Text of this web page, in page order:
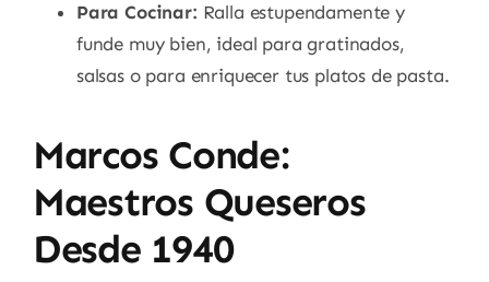
Para Cocinar: Ralla estupendamente y
funde muy bien, ideal para gratinados,
salsas o para enriquecer tus platos de pasta.
Marcos Conde:
Maestros Queseros
Desde 1940